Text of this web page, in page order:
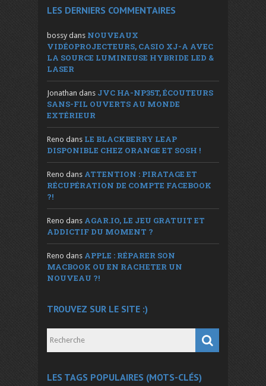
LES DERNIERS COMMENTAIRES
bossy dans NOUVEAUX
VIDÉOPROJECTEURS, CASIO XJ-A AVEC
LA SOURCE LUMINEUSE HYBRIDE LED &
LASER
Jonathan dans JVC HA-NP35T, ÉCOUTEURS
SANS-FIL OUVERTS AU MONDE
EXTÉRIEUR
Reno dans LE BLACKBERRY LEAP
DISPONIBLE CHEZ ORANGE ET SOSH !
Reno dans ATTENTION : PIRATAGE ET
RÉCUPÉRATION DE COMPTE FACEBOOK
?!
Reno dans AGAR.IO, LE JEU GRATUIT ET
ADDICTIF DU MOMENT ?
Reno dans APPLE : RÉPARER SON
MACBOOK OU EN RACHETER UN
NOUVEAU ?!
TROUVEZ SUR LE SITE :)
LES TAGS POPULAIRES (MOTS-CLÉS)